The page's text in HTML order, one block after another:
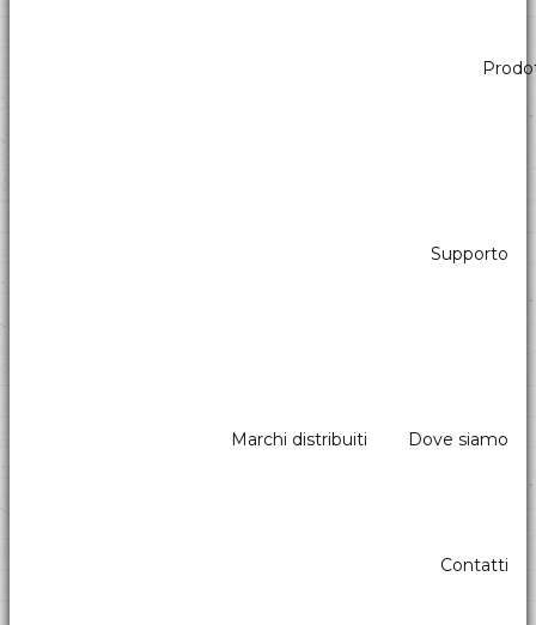
Supporto
Marchi distribuiti Dove siamo
Contatti
Fra i Dati Personali raccolti da questo Sito Web, in modo